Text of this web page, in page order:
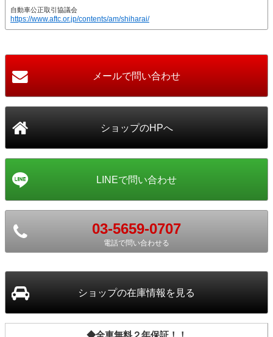
自動車公正取引協議会
https://www.aftc.or.jp/contents/am/shiharai/
03-5659-0707
電話で問い合わせる
ショップの在庫情報を見る